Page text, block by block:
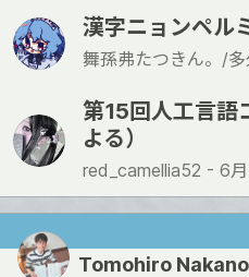
漢字ニョンペル
舞孫弗たつきん。/
第15回人工言語
よる）
red_camellia52 - 6
Tomohiro